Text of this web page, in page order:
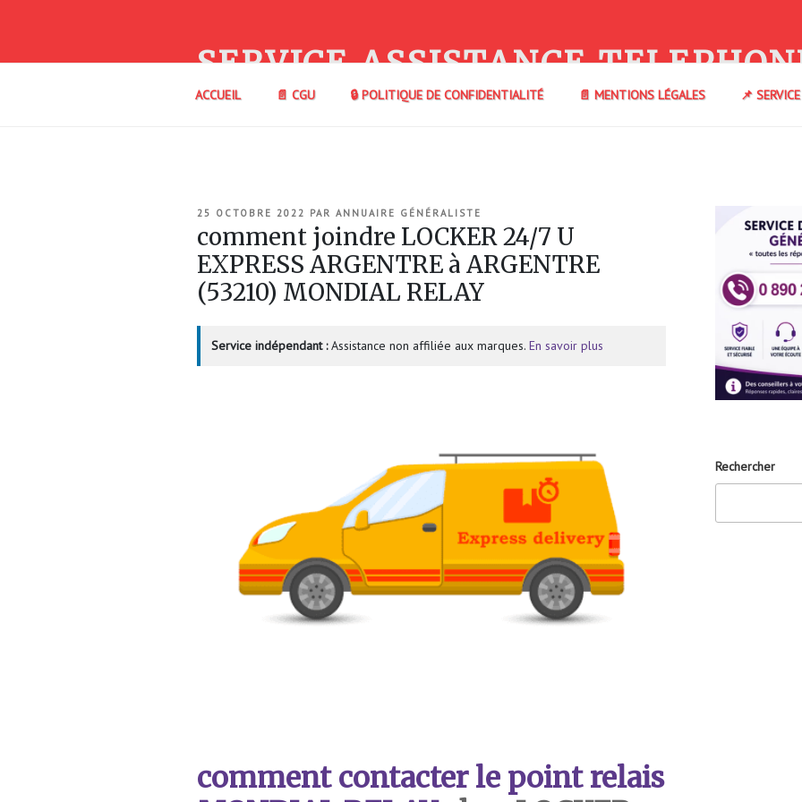
SERVICE ASSISTANCE
ACCUEIL 📄 CGU 🔒 POLITIQUE DE CONFIDENTIALITÉ 📄 MENTIONS LÉGALES 📌
PUBLIÉ
25 OCTOBRE 2022 PAR ANNUAIRE GÉNÉRALISTE
comment joindre LOCKER 24/7 U
EXPRESS ARGENTRE à ARGENTRE
(53210) MONDIAL RELAY
Service indépendant :Assistance non affiliée aux marques. En savoir plus
comment contacter le point relais
Rechercher